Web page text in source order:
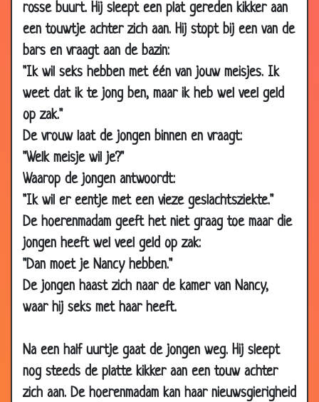
rosse buurt. Hij sleept een plat gereden kikker aan
een touwtje achter zich aan. Hij stopt bij een van de
bars en vraagt aan de bazin:
"Ik wil seks hebben met één van jouw meisjes. Ik
weet dat ik te jong ben, maar ik heb wel veel geld
op zak."
De vrouw laat de jongen binnen en vraagt:
"Welk meisje wil je?"
Waarop de jongen antwoordt:
"Ik wil er eentje met een vieze geslachtsziekte."
De hoerenmadam geeft het niet graag toe maar die
jongen heeft wel veel geld op zak:
"Dan moet je Nancy hebben."
De jongen haast zich naar de kamer van Nancy,
waar hij seks met haar heeft.
Na een half uurtje gaat de jongen weg. Hij sleept
nog steeds de platte kikker aan een touw achter
zich aan. De hoerenmadam kan haar nieuwsgierigheid
28 Dec
2009
Olifant 2.80
23 Dec
2009
De voddenman
16 Dec
2009
Vulling 3.75
12 Dec
2009
Hevige seks
07 Dec
2009
Op schoot bij Sinterklaas
04 Dec
2009
Wat zullen we geven? 3.27
27 Nov
2009
500 euro
27 Nov
Taxi!
20 Nov
Niet kunnen slapen 3.65
11 Nov
De eerste keer 3.85